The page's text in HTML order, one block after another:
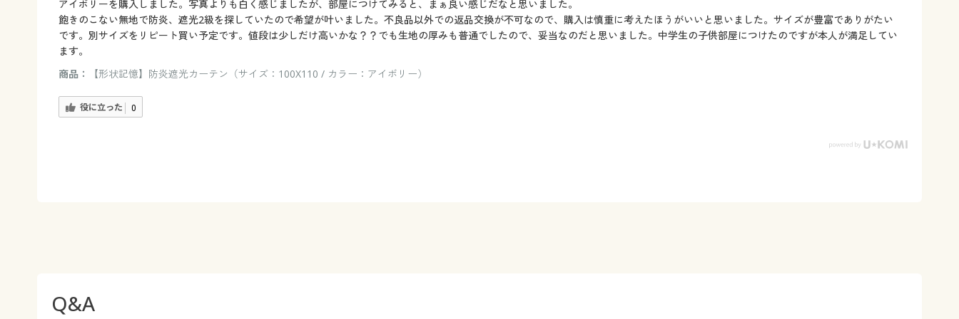
アイボリーを購入しました。写真よりも白く感じましたが、部屋につけてみると、まぁ良い感じだなと思いました。
飽きのこない無地で防炎、遮光2級を探していたので希望が叶いました。不良品以外での返品交換が不可なので、購入は慎重に考えたほうがいいと思いました。サイズが豊富でありがたい
です。別サイズをリピート買い予定です。値段は少しだけ高いかな？？でも生地の厚みも普通でしたので、妥当なのだと思いました。中学生の子供部屋につけたのですが本人が満足してい
ます。
商品：
【形状記憶】防炎遮光カーテン（サイズ：100X110 / カラー：アイボリー）
役に立った 0
Q&A